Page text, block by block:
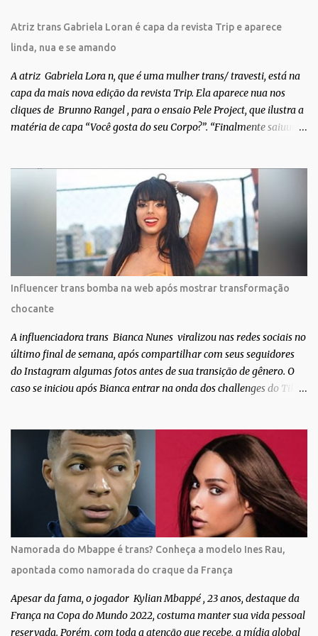
Atriz trans Gabriela Loran é capa da revista Trip e aparece
linda, nua e se amando
A atriz Gabriela Lora n, que é uma mulher trans/ travesti, está na
capa da mais nova edição da revista Trip. Ela aparece nua nos
cliques de Brunno Rangel , para o ensaio Pele Project, que ilustra a
matéria de capa “Você gosta do seu Corpo?”. “Finalmente saiuuu!!!
convidarem para esse projeto incrível, que fala acima de tudo
sobre amor. Todo carinho do mundo para a Dri da Trip que foi a
ponte disso tudo”, escreveu Gabriela. Gabriela classificou a capa
como linda e a matéria que envolvem 180 histórias (e corpos nus)
de gente que se apaixonou pela própria pele – como
extraordinária. O Pele Projetc tem como objetivo fotografar e
expor uma diversidade de corpos nus, ressaltando a beleza das
especificidades físicas. A atriz se tornou nacionalmente conhecida
após fazer uma participação especial na novela teen Malhação, da
TV Globo. Na trama, ela inte...
Influencer trans bomba na web após mostrar transformação
chocante
A influenciadora trans Bianca Nunes viralizou nas redes sociais no
último final de semana, após compartilhar com seus seguidores
do Instagram algumas fotos antes de sua transição de gênero. O
caso se iniciou após Bianca entrar na onda dos challenges do Tik
Bianca aparece ainda muito jovem e usando roupas masculinas,
após algumas fotos diferentes, ela finalmente aparece usando um
biquíni fio dental, com cabelo longo e seios. Através do Instagram,
a morena desabafou como foi passar um período da sua vida no
exército brasileiro. Segundo Bianca, ela apenas se alistou como
uma forma de provar que sua identidade de gênero não seria algo
passageiro. “Me alistei no exército porque eu sempre ouvia muito;
‘bota no exército para ver se vira homem’, ‘ah, esse aí não vai
entrar no exército’… Essas coisas me fizeram entrar no exército. Eu
disse; ‘vou mostrar par...
Namorada do Mbappe é trans? Conheça a modelo Ines Rau,
apontada como namorada do craque da França
Apesar da fama, o jogador Kylian Mbappé , 23 anos, destaque da
França na Copa do Mundo 2022, costuma manter sua vida pessoal
reservada. Porém, com toda a atenção que recebe, a mídia global